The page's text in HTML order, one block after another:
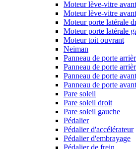
Moteur lève-vitre
Moteur lève-vitre
Moteur porte latérale
Moteur porte latérale
Moteur toit ouvrant
Neiman
Panneau de porte
Panneau de porte
Panneau de porte
Panneau de porte
Pare soleil
Pare soleil droit
Pare soleil gauche
Pédalier
Pédalier d'accélérateur
Pédalier d'embrayage
Pédalier de frein